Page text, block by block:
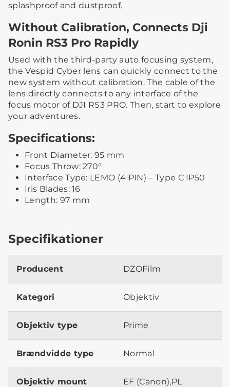
splashproof and dustproof.
Without Calibration, Connects Dji
Ronin RS3 Pro Rapidly
Used with the third-party auto focusing system,
the Vespid Cyber lens can quickly connect to the
new system without calibration. The cable of the
lens directly connects to any interface of the
focus motor of DJI RS3 PRO. Then, start to explore
your adventures.
Specifications:
Front Diameter: 95 mm
Focus Throw: 270°
Interface Type: LEMO (4 PIN) – Type C IP50
Iris Blades: 16
Length: 97 mm
Specifikationer
Producent DZOFilm
Kategori Objektiv
Objektiv type Prime
Brændvidde type Normal
Objektiv mount EF (Canon),PL